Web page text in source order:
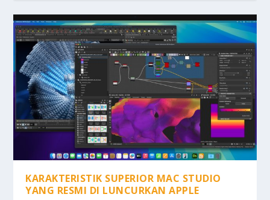
KARAKTERISTIK SUPERIOR MAC STUDIO
YANG RESMI DI LUNCURKAN APPLE